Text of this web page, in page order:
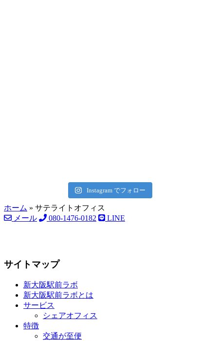
Instagram でフォロー
ホーム » サテライトオフィス
メール
080-1476-0182 LINE
サイトマップ
新大阪駅前ラボ
新大阪駅前ラボとは
サービス
シェアオフィス
特徴
交通が至便